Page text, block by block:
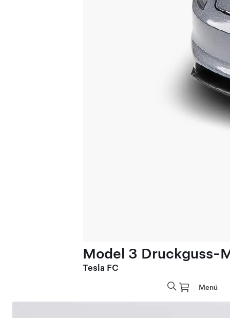
Model 3 Druckguss-
Tesla FC
Menü